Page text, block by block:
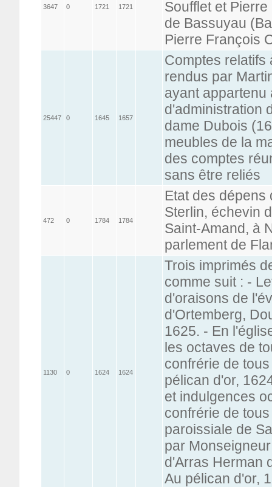
3647 0 1721 1721
Soufflet et
de Bassuyau
Pierre François
25447 0 1645 1657
Comptes relatifs
rendus par
ayant appartenu
d'administration
dame Dubois
meubles de la
des comptes
sans être reliés
472 0 1784 1784
Etat des
Sterlin, échevin
Saint-Amand, à
parlement de
1130 0 1624 1624
Trois imprimés
comme suit : -
d'oraisons de
d'Ortemberg,
1625. - En
les octaves de
confrérie de
pélican d'or,
et indulgences
confrérie de
paroissiale de
par
d'Arras Herman
Au pélican d'or,